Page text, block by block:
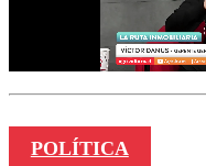
POLÍTICA